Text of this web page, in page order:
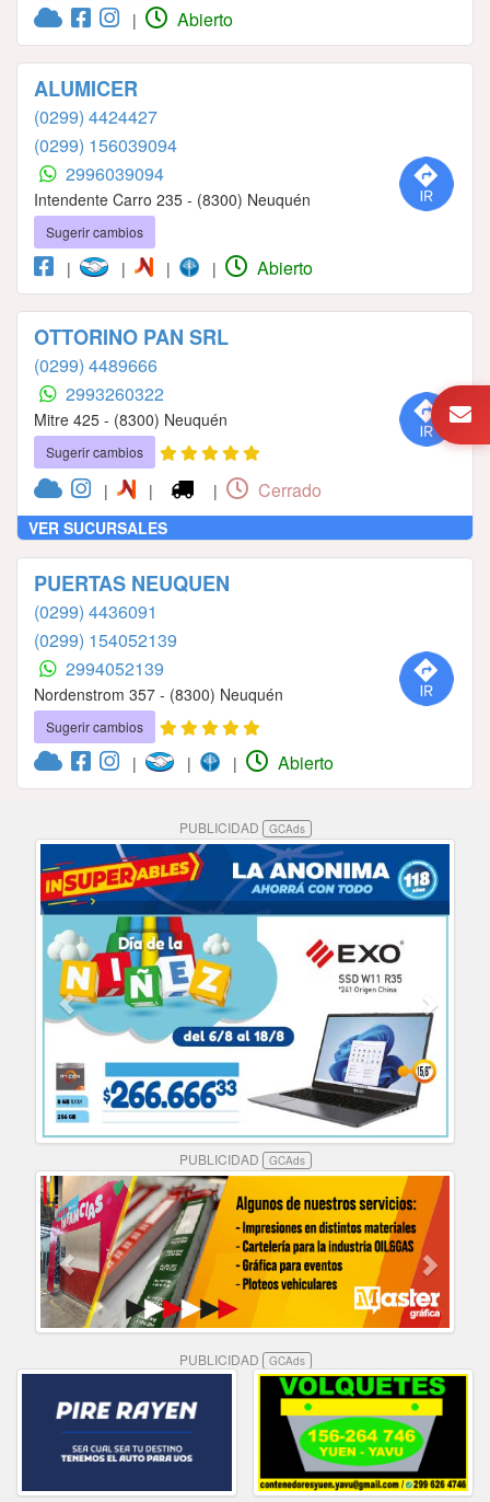
| Abierto
ALUMICER
(0299) 4424427
(0299) 156039094
2996039094
Intendente Carro 235 - (8300) Neuquén
Sugerir cambios
| | | | Abierto
OTTORINO PAN SRL
(0299) 4489666
2993260322
Mitre 425 - (8300) Neuquén
Sugerir cambios
| | | Cerrado
VER SUCURSALES
PUERTAS NEUQUEN
(0299) 4436091
(0299) 154052139
2994052139
Nordenstrom 357 - (8300) Neuquén
Sugerir cambios
| | | Abierto
PUBLICIDAD GCAds
PUBLICIDAD GCAds
PUBLICIDAD GCAds